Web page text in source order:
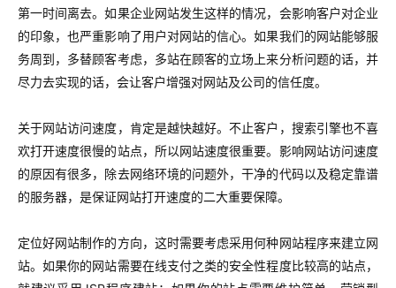
第一时间离去。如果企业网站发生这样的情况，会影响客户对企业
的印象，也严重影响了用户对网站的信心。如果我们的网站能够服
务周到，多替顾客考虑，多站在顾客的立场上来分析问题的话，并
尽力去实现的话，会让客户增强对网站及公司的信任度。
关于网站访问速度，肯定是越快越好。不止客户，搜索引擎也不喜
欢打开速度很慢的站点，所以网站速度很重要。影响网站访问速度
的原因有很多，除去网络环境的问题外，干净的代码以及稳定靠谱
的服务器，是保证网站打开速度的二大重要保障。
定位好网站制作的方向，这时需要考虑采用何种网站程序来建立网
站。如果你的网站需要在线支付之类的安全性程度比较高的站点，